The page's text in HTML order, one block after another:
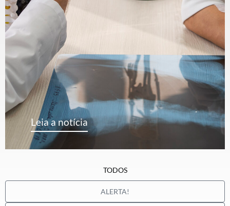
Leia a notícia
ALERTA!
TODOS